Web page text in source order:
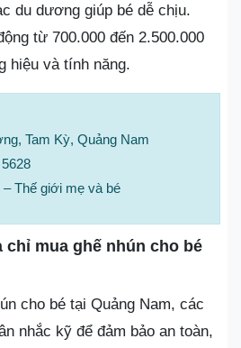
du dương giúp bé dễ chịu.
từ 700.000 đến 2.500.000
hiệu và tính năng.
Tam Kỳ, Quảng Nam
Thế giới mẹ và bé
mua ghế nhún cho bé
cho bé tại Quảng Nam, các
nhắc kỹ để đảm bảo an toàn,